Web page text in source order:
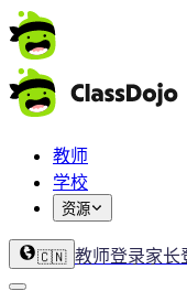
教师
学校
资源
🇨🇳 教师登录家长